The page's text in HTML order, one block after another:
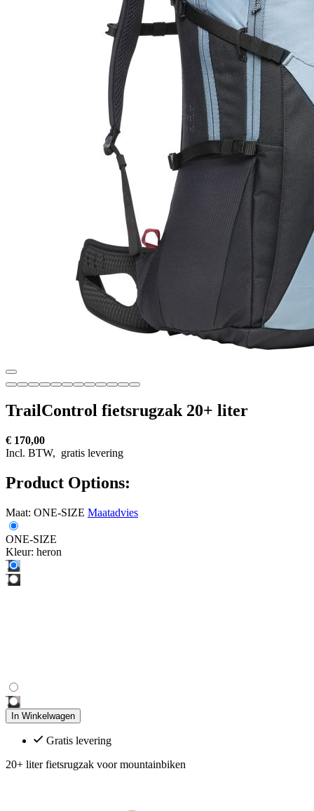
TrailControl fietsrugzak 20+ liter
€ 170,00
Incl. BTW, gratis levering
Product Options:
Maat: ONE-SIZE Maatadvies
ONE-SIZE
Kleur: heron
In Winkelwagen
Gratis levering
20+ liter fietsrugzak voor mountainbiken